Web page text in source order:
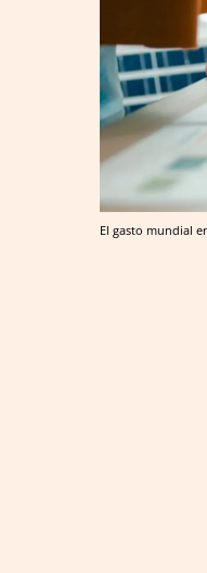
El gasto mundial